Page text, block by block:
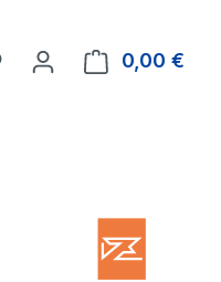
Du hast 0 Produkte auf
0,00 €